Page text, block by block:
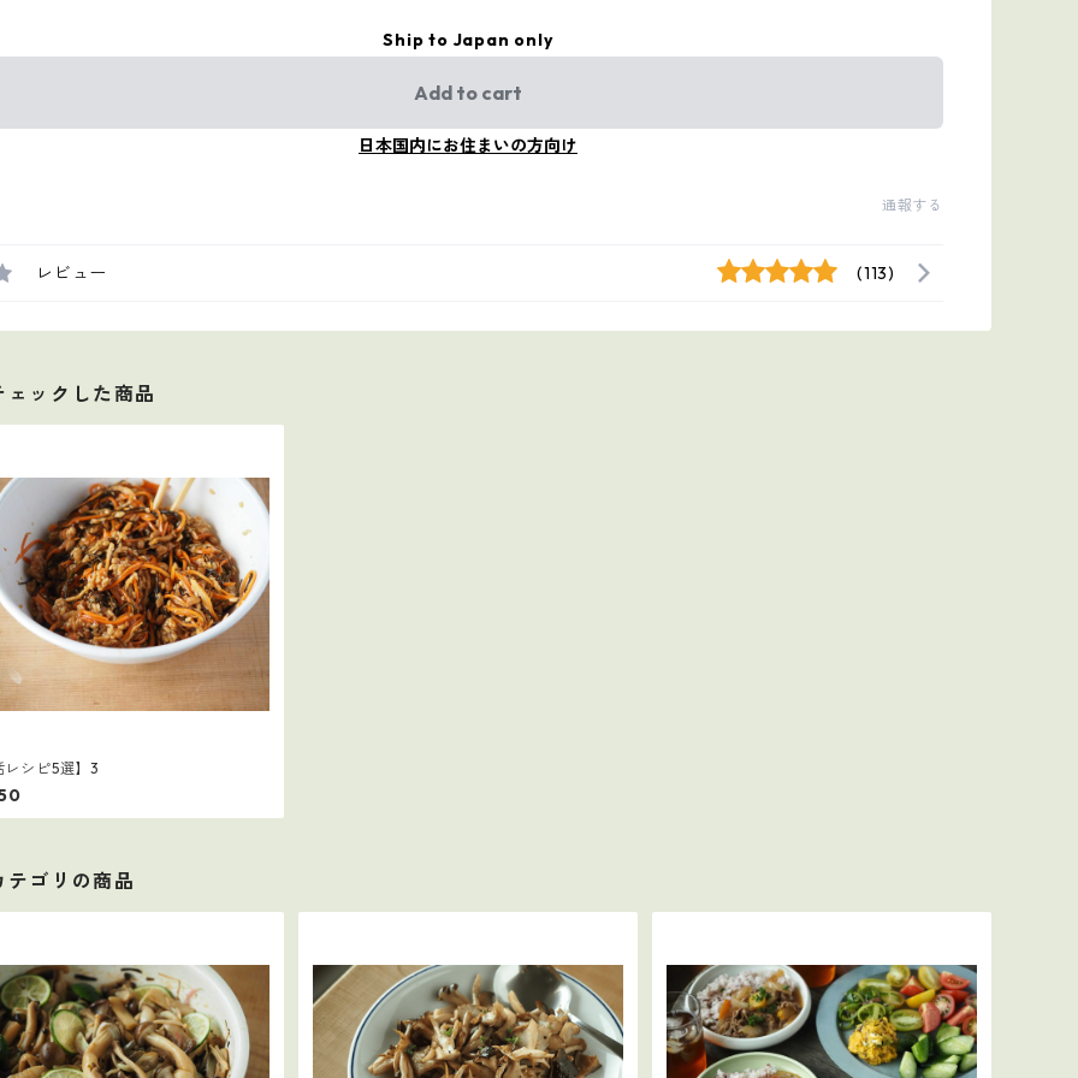
Ship to Japan only
Add to cart
日本国内にお住まいの方向け
通報する
レビュー (113)
ェックした商品
レシピ5選】3
テゴリの商品